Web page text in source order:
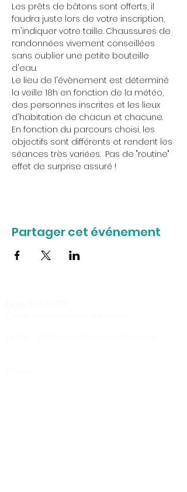
Les prêts de bâtons sont offerts, il
faudra juste lors de votre inscription,
m'indiquer votre taille. Chaussures de
randonnées vivement conseillées
sans oublier une petite bouteille
d'eau.
Le lieu de l'évènement est déterminé
la veille 18h en fonction de la météo,
des personnes inscrites et les lieux
d'habitation de chacun et chacune.
En fonction du parcours choisi, les
objectifs sont différents et rendent les
séances très variées.  Pas de "routine"
effet de surprise assuré !
Partager cet événement